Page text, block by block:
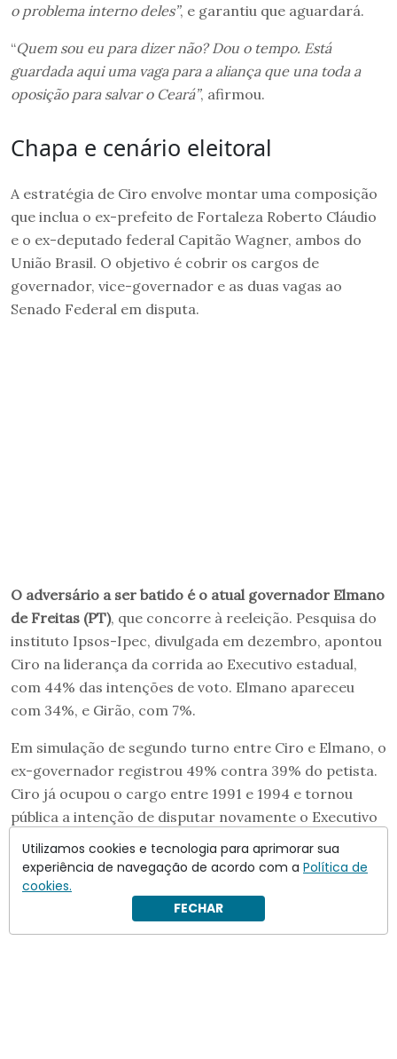
o problema interno deles”, e garantiu que aguardará.
“Quem sou eu para dizer não? Dou o tempo. Está
guardada aqui uma vaga para a aliança que una toda a
oposição para salvar o Ceará”, afirmou.
Chapa e cenário eleitoral
A estratégia de Ciro envolve montar uma composição
que inclua o ex-prefeito de Fortaleza Roberto Cláudio
e o ex-deputado federal Capitão Wagner, ambos do
União Brasil. O objetivo é cobrir os cargos de
governador, vice-governador e as duas vagas ao
Senado Federal em disputa.
O adversário a ser batido é o atual governador Elmano
de Freitas (PT), que concorre à reeleição. Pesquisa do
instituto Ipsos-Ipec, divulgada em dezembro, apontou
Ciro na liderança da corrida ao Executivo estadual,
com 44% das intenções de voto. Elmano apareceu
com 34%, e Girão, com 7%.
Em simulação de segundo turno entre Ciro e Elmano, o
ex-governador registrou 49% contra 39% do petista.
Ciro já ocupou o cargo entre 1991 e 1994 e tornou
pública a intenção de disputar novamente o Executivo
cearense.
Utilizamos cookies e tecnologia para aprimorar sua
experiência de navegação de acordo com a Política de
cookies.
FECHAR